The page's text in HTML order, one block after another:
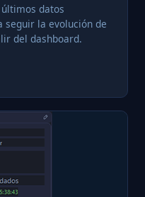
datos
seguir la evolución de
del dashboard.